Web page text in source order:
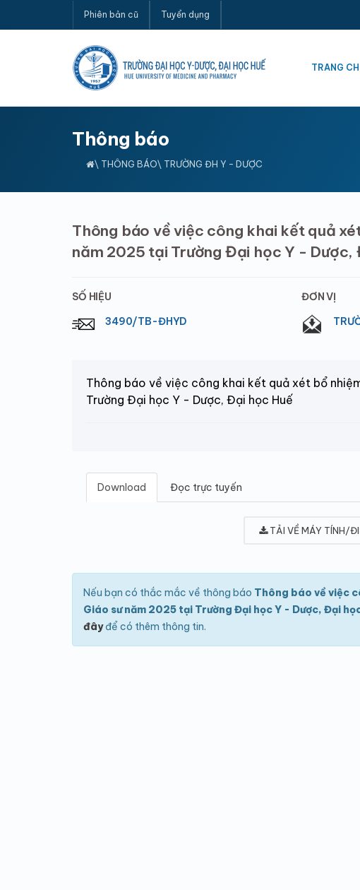
Phiên bản cũ Tuyển dụng
TRANG
Thông báo
\ THÔNG BÁO\ TRƯỜNG ĐH Y - DƯỢC
Thông báo về việc công khai kết quả
năm 2025 tại Trường Đại học Y - Dược,
SỐ HIỆU
3490/TB-ĐHYD
ĐƠN VỊ
Thông báo về việc công khai kết quả xét bổ
Trường Đại học Y - Dược, Đại học Huế
Download Đọc trực tuyến
TẢI VỀ MÁY TÍNH/
Nếu bạn có thắc mắc về thông báo Thông báo về việc
Giáo sư năm 2025 tại Trường Đại học Y - Dược, Đại
đâyđể có thêm thông tin.